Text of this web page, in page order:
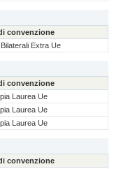
convenzione
Extra Ue
convenzione
Laurea Ue
Laurea Ue
Laurea Ue
convenzione